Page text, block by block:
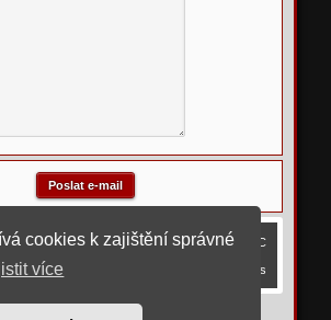
cookies k zajištění správné
více
Všechny časy jsou v UTC
Smazat cookies
Kontaktujte nás